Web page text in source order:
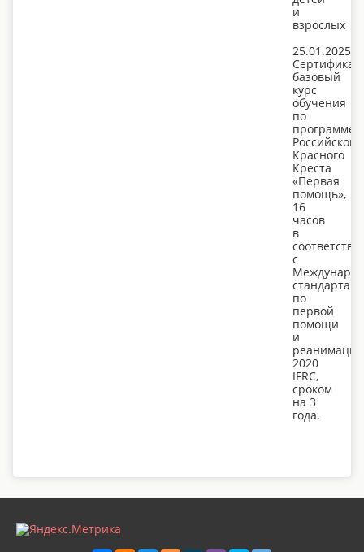
и
взрослых
25.01.2025
Сертификат
базовый
курс
обучения
по
программе
Российского
Красного
Креста
«Первая
помощь»,
16
часов
в
с
по
первой
помощи
и
реанимации
2020
IFRC,
сроком
на 3
года.